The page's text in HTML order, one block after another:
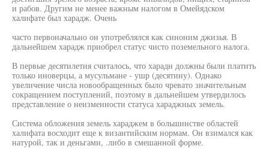
и рабов. Другим не менее важным налогом в Омейядском
халифате был харадж. Очень
часто первоначально он употреблялся как синоним джизья. В
дальнейшем харадж приобрел статус чисто поземельного налога.
В первые десятилетия считалось, что харадн должны были платить
только иноверцы, а мусульмане - ушр (десятину). Однако
увеличение числа новообращенных было чревато значительным
сокращением поступлений, поэтому в дальнейшем утвердилось
представление о неизменности статуса хараджных земель.
Система обложения земель хараджем в большинстве областей
халифата восходит еще к византийским нормам. Он взимался как
натурой, так и деньгами, .либо в смешанной форме.